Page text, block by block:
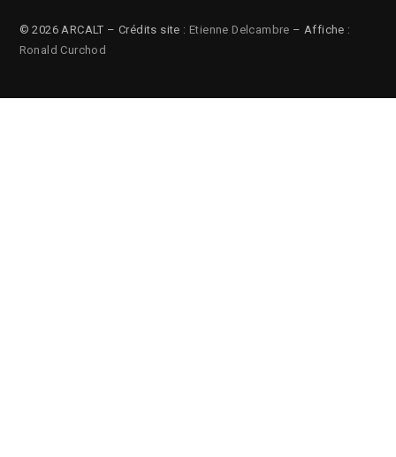
© 2026 ARCALT – Crédits site : Etienne Delcambre – Affiche :
Ronald Curchod